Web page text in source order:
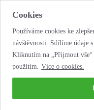
Cookies
Používáme cookies ke
návštěvnosti. Sdílíme údaje
Kliknutím na „Přijmout vše“
použitím. Více o cookies.
...neobyčejná jízda